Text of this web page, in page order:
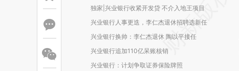
独家|兴业银行收紧开发贷 不介入地王项目
兴业银行人事更迭，李仁杰退休招聘选新任
兴业银行换帅：李仁杰退休 陶以平接任
兴业银行追加110亿呆账核销
兴业银行：计划争取证券保险牌照